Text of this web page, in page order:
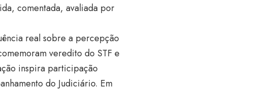
comentada, avaliada por
real sobre a percepção
veredito do STF e
inspira participação
do Judiciário. Em